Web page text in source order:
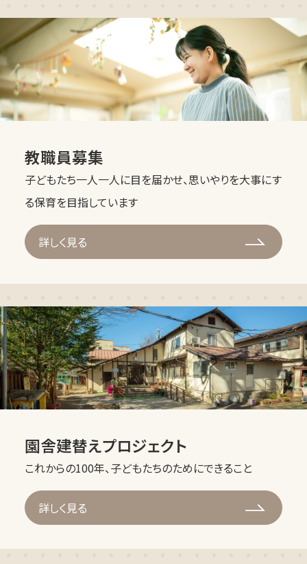
教職員募集
子どもたち一人一人に目を届かせ、思いやりを大事にす
る保育を目指しています
詳しく見る
園舎建替えプロジェクト
これからの100年、子どもたちのためにできること
詳しく見る